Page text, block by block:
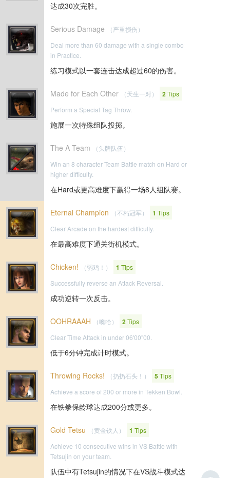
达成30次完胜。
Serious Damage
（严重损伤）
Deal more than 60 damage with a single combo
in Practice.
练习模式以一套连击达成超过60的伤害。
Made for Each Other （天生一对） 2Tips
Perform a Special Tag Throw.
施展一次特殊组队投掷。
The A Team
（头牌队伍）
Win an 8 character Team Battle match on Hard or
higher difficulty.
在Hard或更高难度下赢得一场8人组队赛。
Eternal Champion （不朽冠军） 1 Tips
Clear Arcade on the hardest difficulty.
在最高难度下通关街机模式。
Chicken! （弱鸡！） 1 Tips
Successfully reverse an Attack Reversal.
成功逆转一次反击。
OOHRAAAH （噢哈） 2Tips
Clear Time Attack in under 06'00"00.
低于6分钟完成计时模式。
Throwing Rocks! （扔扔石头！） 5Tips
Achieve a score of 200 or more in Tekken Bowl.
在铁拳保龄球达成200分或更多。
Gold Tetsu （黄金铁人） 1 Tips
Achieve 10 consecutive wins in VS Battle with
Tetsujin on your team.
队伍中有Tetsujin的情况下在VS战斗模式达